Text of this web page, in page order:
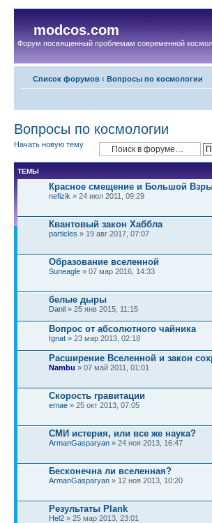
modcos.com
Форум посвященный проблемам современной
Список форумов ‹ Вопросы по космологии
Вопросы по космологии
Начать новую тему
ТЕМЫ
Красное смещение и Большой
nefizik » 24 июл 2011, 09:29
Квантовый закон Хаббла
particles » 19 авг 2017, 07:07
Образование вселенной
Suneagle » 07 мар 2016, 14:33
белые дыры
Danil » 25 янв 2015, 11:15
Вопрос от абсолютного чайника
Ignat » 23 мар 2013, 02:18
Расширение Вселенной и закон
Nambu » 07 май 2011, 01:01
Скорость гравитации
emae » 25 окт 2013, 07:05
СМИ истерия, или все же наука?
ArmanGasparyan » 24 ноя 2013, 16:47
Бесконечна ли вселенная?
ArmanGasparyan » 12 ноя 2013, 10:20
Результаты Plank
Hel2 » 25 мар 2013, 23:01